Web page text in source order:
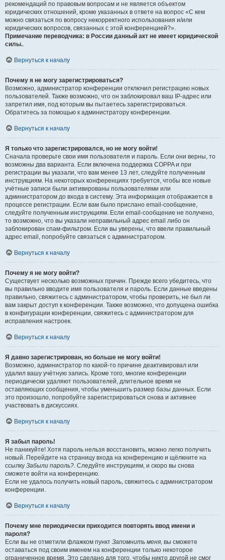
рекомендаций по правовым вопросам и не является объектом
юридических отношений, кроме указанных в ответе на вопрос «С кем
можно связаться по вопросу некорректного использования и/или
юридических вопросов, связанных с этой конференцией?».
Примечание переводчика: в России данный акт не имеет юридической
силы..
Вернуться к началу
Почему я не могу зарегистрироваться?
Возможно, администратор конференции отключил регистрацию новых
пользователей. Также возможно, что он заблокировал ваш IP-адрес или
запретил имя, под которым вы пытаетесь зарегистрироваться.
Обратитесь за помощью к администратору конференции.
Вернуться к началу
Я только что зарегистрировался, но не могу войти!
Сначала проверьте свои имя пользователя и пароль. Если они верны, то
возможны два варианта. Если включена поддержка COPPA и при
регистрации вы указали, что вам менее 13 лет, следуйте полученным
инструкциям. На некоторых конференциях требуется, чтобы все новые
учётные записи были активированы пользователями или
администратором до входа в систему. Эта информация отображается в
процессе регистрации. Если вам было прислано email-сообщение,
следуйте полученным инструкциям. Если email-сообщение не получено,
то возможно, что вы указали неправильный адрес email либо он
заблокирован спам-фильтром. Если вы уверены, что ввели правильный
адрес email, попробуйте связаться с администратором.
Вернуться к началу
Почему я не могу войти?
Существует несколько возможных причин. Прежде всего убедитесь, что
вы правильно вводите имя пользователя и пароль. Если данные введены
правильно, свяжитесь с администратором, чтобы проверить, не был ли
вам закрыт доступ к конференции. Также возможно, что допущена ошибка
в конфигурации конференции, свяжитесь с администратором для
исправления настроек.
Вернуться к началу
Я давно зарегистрирован, но больше не могу войти!
Возможно, администратор по какой-то причине деактивировал или
удалил вашу учётную запись. Кроме того, многие конференции
периодически удаляют пользователей, длительное время не
оставляющих сообщения, чтобы уменьшить размер базы данных. Если
это произошло, попробуйте зарегистрироваться снова и активнее
участвовать в дискуссиях.
Вернуться к началу
Я забыл пароль!
Не паникуйте! Хотя пароль нельзя восстановить, можно легко получить
новый. Перейдите на страницу входа на конференцию и щёлкните на
ссылку Забыли пароль?. Следуйте инструкциям, и скоро вы снова
сможете войти на конференцию.
Если не удалось получить новый пароль, свяжитесь с администратором
конференции.
Вернуться к началу
Почему мне периодически приходится повторять ввод имени и
пароля?
Если вы не отметили флажком пункт Запомнить меня, вы сможете
оставаться под своим именем на конференции только некоторое
ограниченное время. Это сделано для того, чтобы никто другой не смог